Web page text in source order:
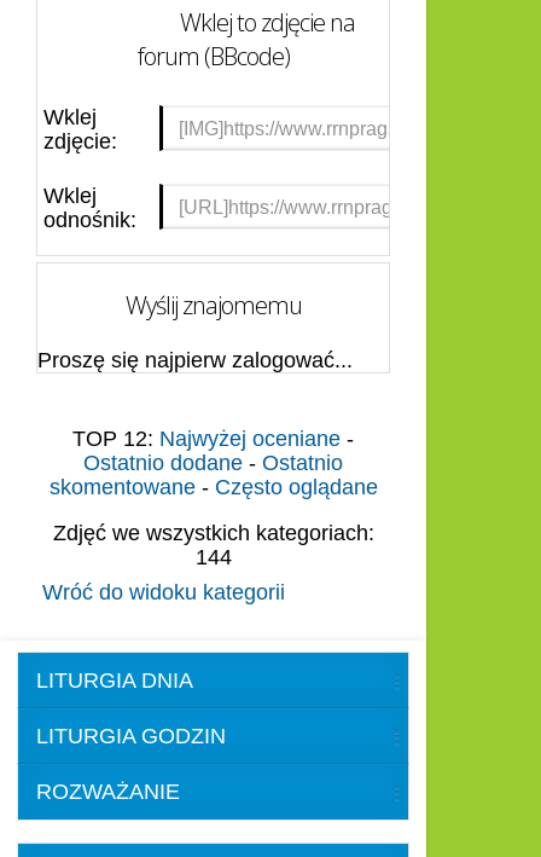
Wklej to zdjęcie na
forum (BBcode)
Wklej
zdjęcie:
Wklej
odnośnik:
Wyślij znajomemu
Proszę się najpierw zalogować...
TOP 12: Najwyżej oceniane -
Ostatnio dodane - Ostatnio
skomentowane- Często oglądane
Zdjęć we wszystkich kategoriach:
144
Wróć do widoku kategorii
LITURGIA DNIA
LITURGIA GODZIN
ROZWAŻANIE